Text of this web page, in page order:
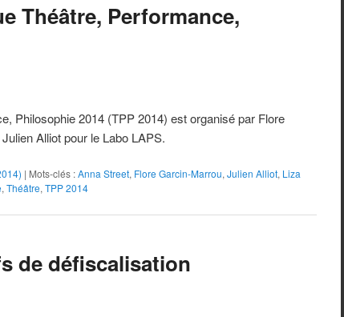
Théâtre, Performance,
Philosophie 2014 (TPP 2014) est organisé par Flore
Alliot pour le Labo LAPS.
| Mots-clés :Anna Street, Flore Garcin-Marrou, Julien Alliot, Liza
, Théâtre, TPP 2014
de défiscalisation